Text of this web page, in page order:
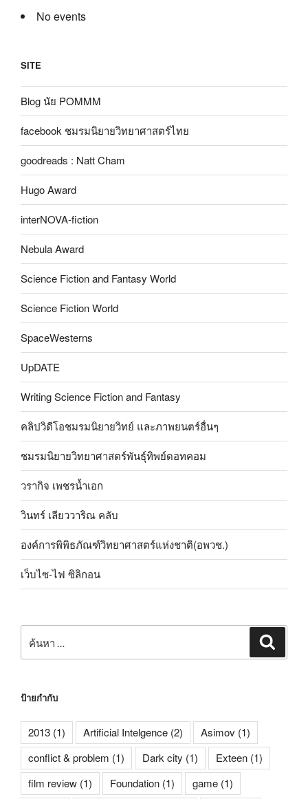
No events
SITE
Blog นัย POMMM
facebook ชมรมนิยายวิทยาศาสตร์ไทย
goodreads : Natt Cham
Hugo Award
interNOVA-fiction
Nebula Award
Science Fiction and Fantasy World
Science Fiction World
SpaceWesterns
UpDATE
Writing Science Fiction and Fantasy
คลิปวิดีโอชมรมนิยายวิทย์ และภาพยนตร์อื่นๆ
ชมรมนิยายวิทยาศาสตร์พันธุ์ทิพย์ดอทคอม
วรากิจ เพชรน้ำเอก
วินทร์ เลียววาริณ คลับ
องค์การพิพิธภัณฑ์วิทยาศาสตร์แห่งชาติ(อพวช.)
เว็บไซ-ไฟ ซิลิกอน
ป้ายกำกับ
2013 (1) Artificial Intelgence (2) Asimov (1)
conflict & problem (1) Dark city (1) Exteen (1)
film review (1) Foundation (1) game (1)